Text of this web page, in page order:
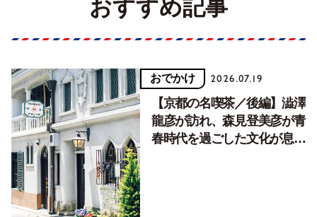
おすすめ記事
おでかけ 2026.07.19
【京都の名喫茶／後編】澁澤
龍彦が訪れ、森見登美彦が青
春時代を過ごした文化が息づ